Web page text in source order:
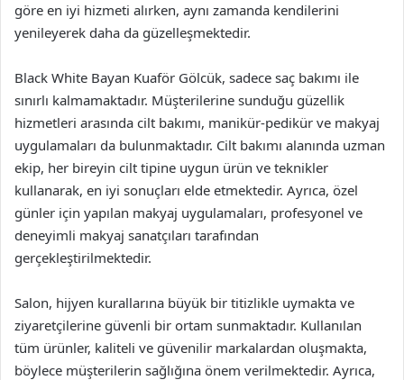
göre en iyi hizmeti alırken, aynı zamanda kendilerini
yenileyerek daha da güzelleşmektedir.
Black White Bayan Kuaför Gölcük, sadece saç bakımı ile
sınırlı kalmamaktadır. Müşterilerine sunduğu güzellik
hizmetleri arasında cilt bakımı, manikür-pedikür ve makyaj
uygulamaları da bulunmaktadır. Cilt bakımı alanında uzman
ekip, her bireyin cilt tipine uygun ürün ve teknikler
kullanarak, en iyi sonuçları elde etmektedir. Ayrıca, özel
günler için yapılan makyaj uygulamaları, profesyonel ve
deneyimli makyaj sanatçıları tarafından
gerçekleştirilmektedir.
Salon, hijyen kurallarına büyük bir titizlikle uymakta ve
ziyaretçilerine güvenli bir ortam sunmaktadır. Kullanılan
tüm ürünler, kaliteli ve güvenilir markalardan oluşmakta,
böylece müşterilerin sağlığına önem verilmektedir. Ayrıca,